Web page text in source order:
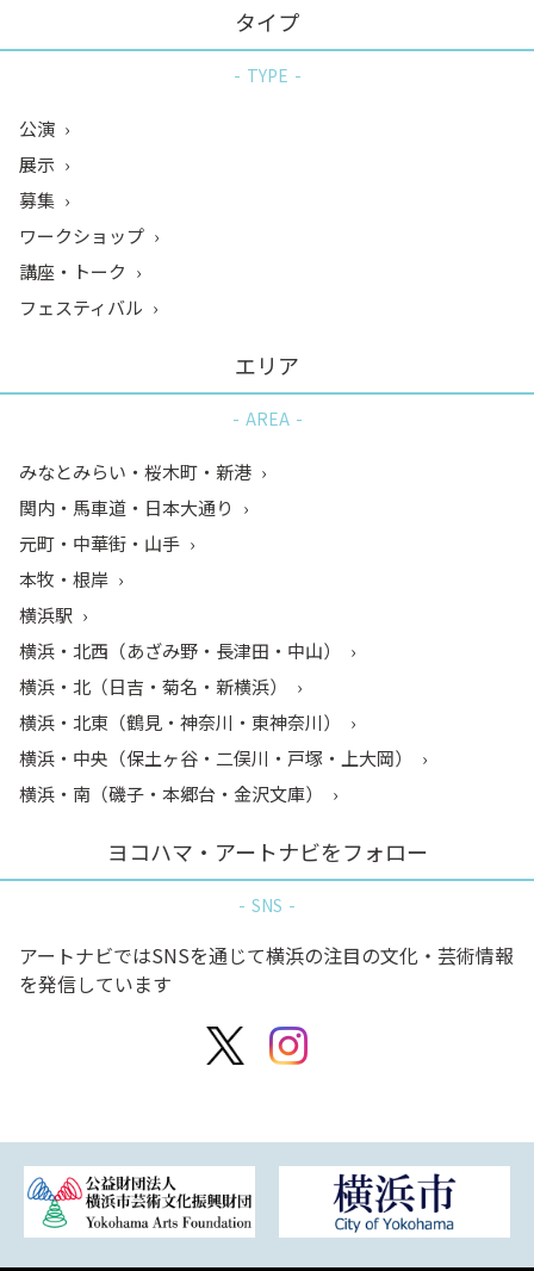
タイプ
TYPE
公演
展示
募集
ワークショップ
講座・トーク
フェスティバル
エリア
AREA
みなとみらい・桜木町・新港
関内・馬車道・日本大通り
元町・中華街・山手
本牧・根岸
横浜駅
横浜・北西（あざみ野・長津田・中山）
横浜・北（日吉・菊名・新横浜）
横浜・北東（鶴見・神奈川・東神奈川）
横浜・中央（保土ヶ谷・二俣川・戸塚・上大岡）
横浜・南（磯子・本郷台・金沢文庫）
ヨコハマ・アートナビをフォロー
SNS
アートナビではSNSを通じて横浜の注目の文化・芸術情報
を発信しています